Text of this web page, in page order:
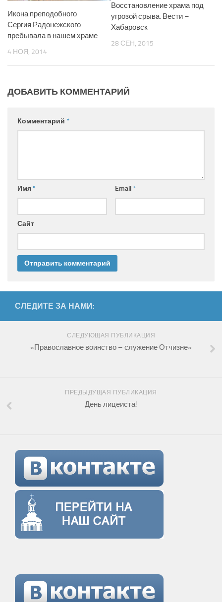
Икона преподобного
Сергия Радонежского
пребывала в нашем храме
4 НОЯ, 2014
Восстановление храма под
угрозой срыва. Вести –
Хабаровск
28 СЕН, 2015
ДОБАВИТЬ КОММЕНТАРИЙ
Комментарий *
Имя* Email *
Сайт
СЛЕДИТЕ ЗА НАМИ:
СЛЕДУЮЩАЯ ПУБЛИКАЦИЯ
«Православное воинство – служение Отчизне»
ПРЕДЫДУЩАЯ ПУБЛИКАЦИЯ
День лицеиста!